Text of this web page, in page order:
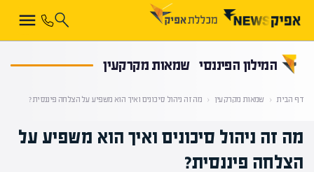
המילון הפיננסי שמאות מקרקעין
דף הבית ‹ שמאות מקרקעין ‹ מה זה ניהול סיכונים ואיך הוא משפיע על הצלחה פיננסית?
מה זה ניהול סיכונים ואיך הוא משפיע על
הצלחה פיננסית?